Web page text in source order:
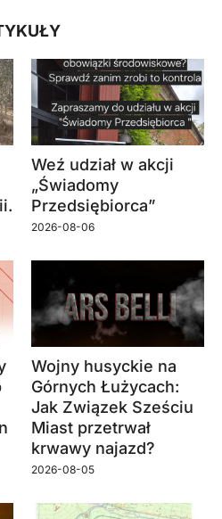
Weź udział w akcji
„Świadomy
Przedsiębiorca”
2026-08-06
Wojny husyckie na
Górnych Łużycach:
Jak Związek Sześciu
Miast przetrwał
krwawy najazd?
2026-08-05